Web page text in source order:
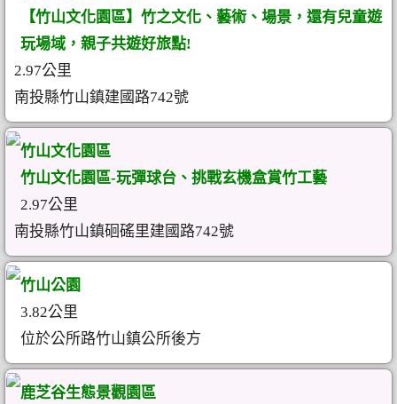
【竹山文化園區】竹之文化、藝術、場景，還有兒童遊
玩場域，親子共遊好旅點!
2.97公里
南投縣竹山鎮建國路742號
竹山文化園區
竹山文化園區-玩彈球台、挑戰玄機盒賞竹工藝
2.97公里
南投縣竹山鎮硘磘里建國路742號
竹山公園
3.82公里
位於公所路竹山鎮公所後方
鹿芝谷生態景觀園區